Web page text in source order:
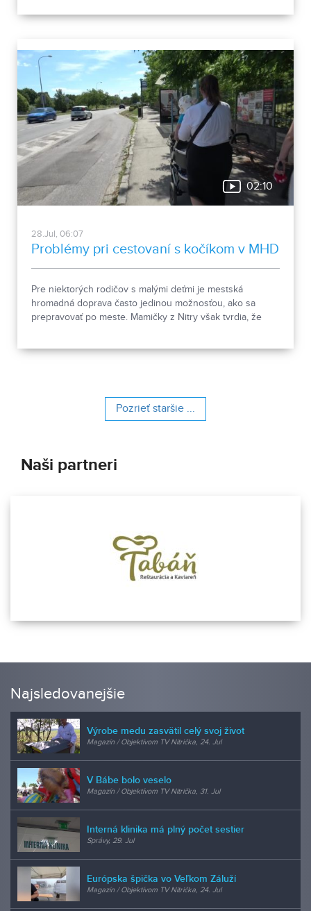
02:10
28.Jul, 06:07
Problémy pri cestovaní s kočíkom v MHD
Pre niektorých rodičov s malými deťmi je mestská
hromadná doprava často jedinou možnosťou, ako sa
prepravovať po meste. Mamičky z Nitry však tvrdia, že
Pozrieť staršie ...
Naši partneri
Najsledovanejšie
Výrobe medu zasvätil celý svoj život
Magazín / Objektívom TV Nitrička, 24. Jul
V Bábe bolo veselo
Magazín / Objektívom TV Nitrička, 31. Jul
Interná klinika má plný počet sestier
Správy, 29. Jul
Európska špička vo Veľkom Záluží
Magazín / Objektívom TV Nitrička, 24. Jul